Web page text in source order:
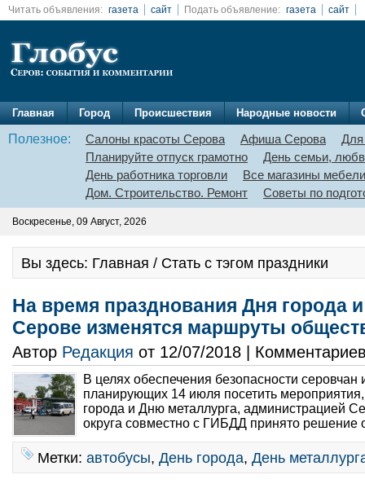
Читать объявления: газета сайт Подать объявление: газета сайт
Главная Город Происшествия Народные новости
Полезное: Салоны красоты Серова Афиша Серова
Для
Планируйте отпуск грамотно
День семьи,
День работника торговли
Все магазины мебели
Дом. Строительство. Ремонт
Советы по
Воскресенье, 09 Август, 2026
Вы здесь: Главная / Стать с тэгом праздники
На время празднования Дня города
Серове изменятся маршруты
Автор Редакция от 12/07/2018 |
В целях обеспечения безопасности серовчан
планирующих 14 июля посетить
города и Дню металлурга, администрацией
округа совместно с ГИБДД принято решение
Метки: автобусы, День города, День